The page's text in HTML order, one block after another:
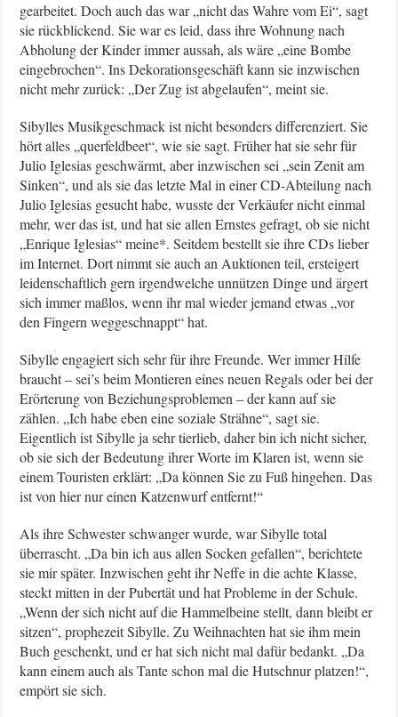
gearbeitet. Doch auch das war „nicht das Wahre vom Ei“, sagt
sie rückblickend. Sie war es leid, dass ihre Wohnung nach
Abholung der Kinder immer aussah, als wäre „eine Bombe
eingebrochen“. Ins Dekorationsgeschäft kann sie inzwischen
nicht mehr zurück: „Der Zug ist abgelaufen“, meint sie.
Sibylles Musikgeschmack ist nicht besonders differenziert. Sie
hört alles „querfeldbeet“, wie sie sagt. Früher hat sie sehr für
Julio Iglesias geschwärmt, aber inzwischen sei „sein Zenit am
Sinken“, und als sie das letzte Mal in einer CD-Abteilung nach
Julio Iglesias gesucht habe, wusste der Verkäufer nicht einmal
mehr, wer das ist, und hat sie allen Ernstes gefragt, ob sie nicht
„Enrique Iglesias“ meine*. Seitdem bestellt sie ihre CDs lieber
im Internet. Dort nimmt sie auch an Auktionen teil, ersteigert
leidenschaftlich gern irgendwelche unnützen Dinge und ärgert
sich immer maßlos, wenn ihr mal wieder jemand etwas „vor
den Fingern weggeschnappt“ hat.
Sibylle engagiert sich sehr für ihre Freunde. Wer immer Hilfe
braucht – sei’s beim Montieren eines neuen Regals oder bei der
Erörterung von Beziehungsproblemen – der kann auf sie
zählen. „Ich habe eben eine soziale Strähne“, sagt sie.
Eigentlich ist Sibylle ja sehr tierlieb, daher bin ich nicht sicher,
ob sie sich der Bedeutung ihrer Worte im Klaren ist, wenn sie
einem Touristen erklärt: „Da können Sie zu Fuß hingehen. Das
ist von hier nur einen Katzenwurf entfernt!“
Als ihre Schwester schwanger wurde, war Sibylle total
überrascht. „Da bin ich aus allen Socken gefallen“, berichtete
sie mir später. Inzwischen geht ihr Neffe in die achte Klasse,
steckt mitten in der Pubertät und hat Probleme in der Schule.
„Wenn der sich nicht auf die Hammelbeine stellt, dann bleibt er
sitzen“, prophezeit Sibylle. Zu Weihnachten hat sie ihm mein
Buch geschenkt, und er hat sich nicht mal dafür bedankt. „Da
kann einem auch als Tante schon mal die Hutschnur platzen!“,
empört sie sich.